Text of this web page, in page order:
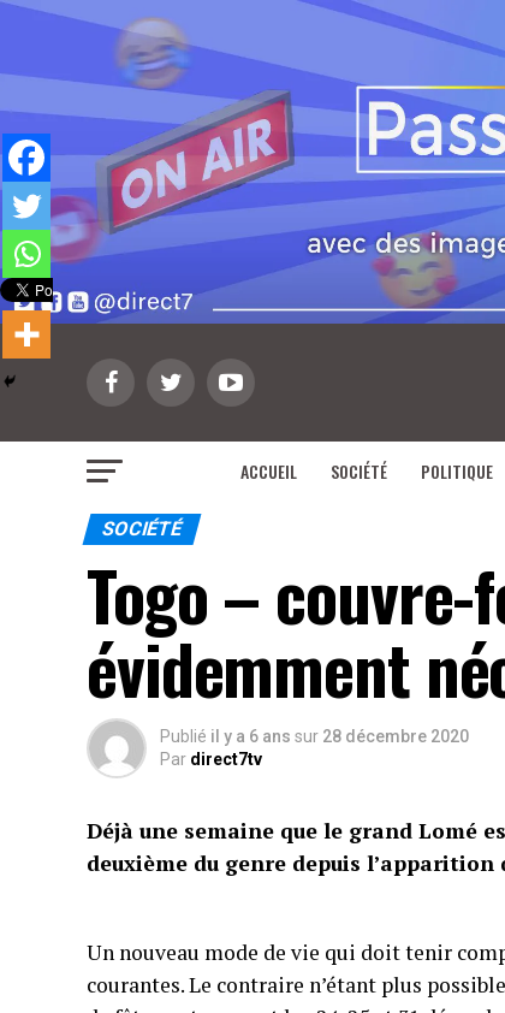
ACCUEIL SOCIÉTÉ POLITIQUE
SOCIÉTÉ
Togo –
évidemment
Publié il y a 6 ans sur 28 décembre 2020
Par direct7tv
Déjà une semaine que le grand Lomé
deuxième du genre depuis l’apparition
Un nouveau mode de vie qui doit tenir
courantes. Le contraire n’étant plus